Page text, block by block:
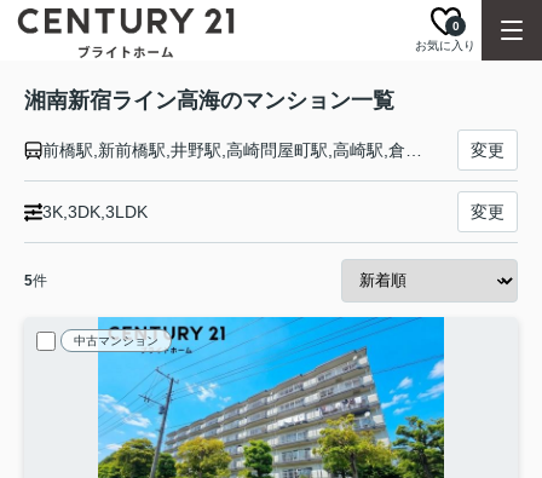
お気に入り
0
湘南新宿ライン高海のマンション一覧
変更
3K,3DK,3LDK 変更
5件
中古マンション